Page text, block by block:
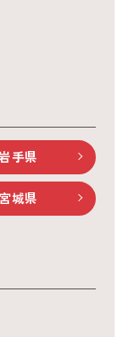
手県
宮城県